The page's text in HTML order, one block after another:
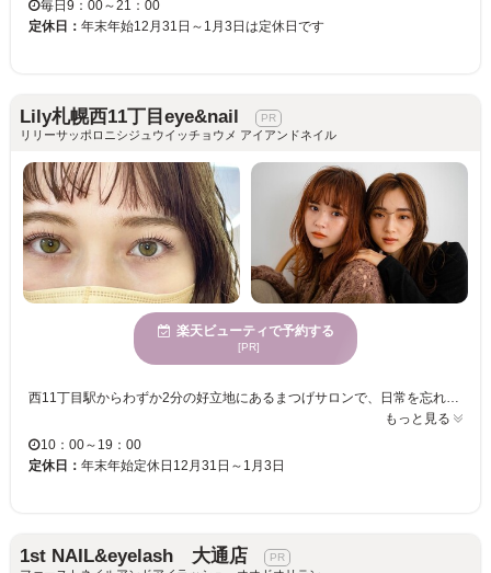
毎日9：00～21：00
定休日： 年末年始12月31日～1月3日は定休日です
Lily札幌西11丁目eye&nail
リリーサッポロニシジュウイッチョウメ アイアンドネイル
楽天ビューティで予約する
[PR]
西11丁目駅からわずか2分の好立地にあるまつげサロンで、日常を忘れる洗練された空間をご体験いただけます。おしゃれでハイクオリティな施術により、誰もが理想の目元を手に入れられるチャンスを提供。「美人フェイス」になれる提案を、丁寧なカウンセリングを通じてお届けします。初めてまつげサロンを利用される方にも安心してご来店いただける環境。 【ヘアセット道具】としてRefaカールアイロン＆Refaストレートアイロンが自由に使用できるパウダールーム完備なのでお出かけ前でも安心して通えます！今までのマツエクで満足できなかった方にこそぜひ体感して欲しい高品質×高技術のサロンで、あなたの理想の目元を実現させませんか？ カラーエクステやつけ放題など充実したメニューの中からあなたにピッタリのデザインを選んでいただき、熟練アイリストが丁寧に施術いたしますので、持ちの良さを実感していただけます。今までにないあなただけのデザインが楽しめるサロンです♪ 10時～19時まで営業！お仕事帰りでもに気軽に立ち寄れるので忙しい大人の女性のみなさんも安心して通えます。ぜひお越しください☆
もっと見る
10：00～19：00
定休日： 年末年始定休日12月31日～1月3日
1st NAIL&eyelash 大通店